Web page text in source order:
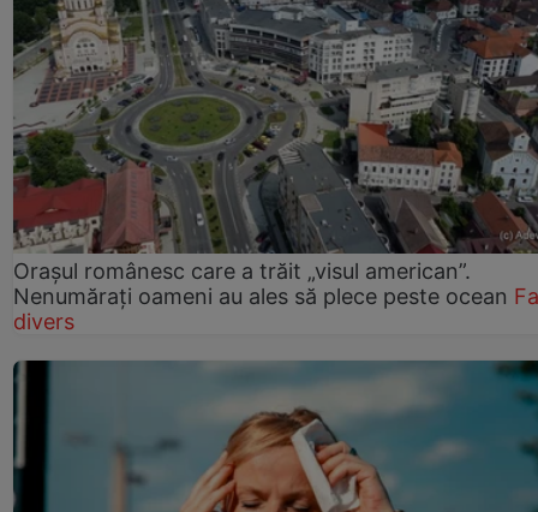
Orașul românesc care a trăit „visul american”.
Nenumărați oameni au ales să plece peste ocean
divers